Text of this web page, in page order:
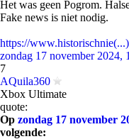
Het was geen Pogrom.
Fake news is niet nodig.
https://
zondag 17 november 2024,
7
AQuila360
Xbox Ultimate
quote:
Op zondag 17 november
volgende: